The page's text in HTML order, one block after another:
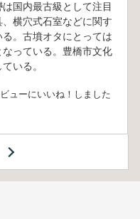
国内最古級として注目
横穴式石室などに関す
。古墳オタにとっては
っている。豊橋市文化
いる。
ューにいいね！しました